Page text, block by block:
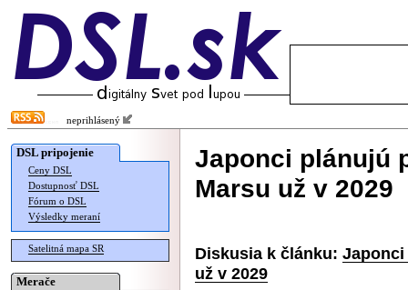
neprihlásený
DSL pripojenie
Ceny DSL
Dostupnosť DSL
Fórum o DSL
Výsledky meraní
Satelitná mapa SR
Merače
Japonci plánujú
Marsu už v 2029
Diskusia k článku:
už v 2029